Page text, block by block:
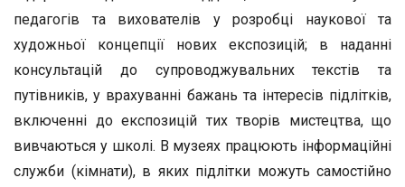
педагогів та вихователів у розробці наукової та
художньої концепції нових експозицій; в наданні
консультацій до супроводжувальних текстів та
путівників, у врахуванні бажань та інтересів підлітків,
включенні до експозицій тих творів мистецтва, що
вивчаються у школі. В музеях працюють інформаційні
служби (кімнати), в яких підлітки можуть самостійно